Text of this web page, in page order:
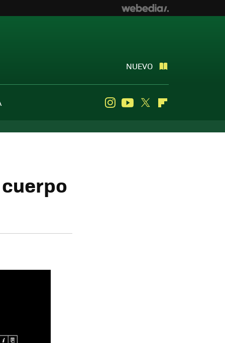
NUEVO
InstagramYoutube
Twitter